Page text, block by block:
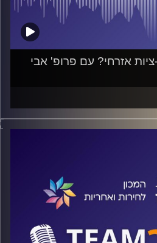
אזרחי? עם פרופ' אבי
באוניברסיטת רייכמן
אלה ועוד ישוחח ד"ר חיים וייצמן
ואחריות